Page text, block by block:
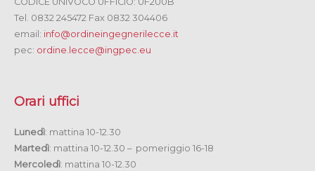
Tel. 0832 245472 Fax 0832 304406
email: info@ordineingegnerilecce.it
pec: ordine.lecce@ingpec.eu
Orari uffici
Lunedì: mattina 10-12.30
Martedì: mattina 10-12.30 – pomeriggio 16-18
Mercoledì: mattina 10-12.30